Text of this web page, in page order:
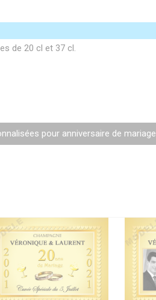
de 20 cl et 37 cl.
pour anniversaire de mariage